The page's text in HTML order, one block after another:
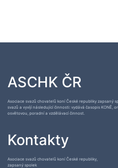
ASCHK ČR
Asociace svazů chovatelů koní České republiky zapsaný
svazů a vyvíjí následující činnosti: vydává časopis KONĚ,
osvětovou, poradní a vzdělávací činnost.
Kontakty
Asociace svazů chovatelů koní České republiky,
zapsaný spolek